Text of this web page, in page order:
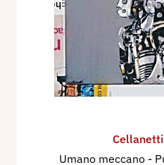
Umano meccano -